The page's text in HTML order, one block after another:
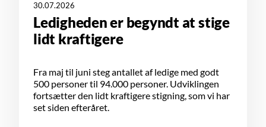
30.07.2026
Ledigheden er begyndt at stige
lidt kraftigere
Fra maj til juni steg antallet af ledige med godt
500 personer til 94.000 personer. Udviklingen
fortsætter den lidt kraftigere stigning, som vi har
set siden efteråret.